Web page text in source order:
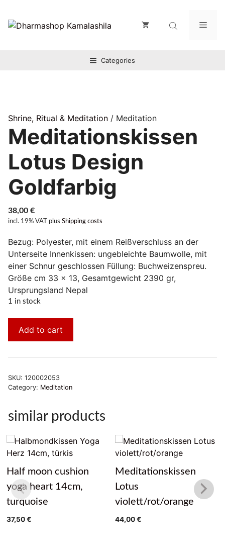
Inhalt
springen
Categories
Shrine, Ritual & Meditation / Meditation
Meditationskissen
Lotus Design
Goldfarbig
38,00 €
incl. 19% VAT plus Shipping costs
Bezug: Polyester, mit einem Reißverschluss an der
Unterseite Innenkissen: ungebleichte Baumwolle, mit
einer Schnur geschlossen Füllung: Buchweizenspreu.
Größe cm 33 x 13, Gesamtgewicht 2390 gr,
Ursprungsland Nepal
1 in stock
Add to cart
SKU: 120002053
Category: Meditation
similar products
Half moon cushion
yoga heart 14cm,
turquoise
37,50€
Meditationskissen
Lotus
violett/rot/orange
44,00€